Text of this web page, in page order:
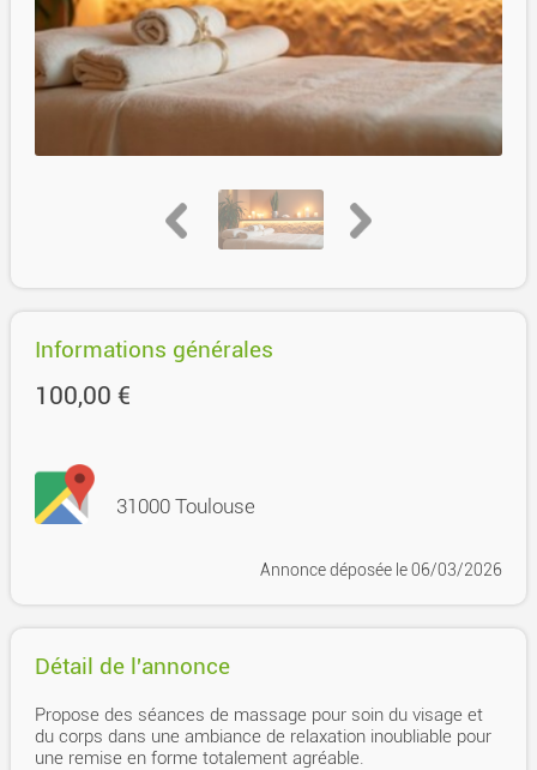
Informations générales
100,00 €
31000 Toulouse
Annonce déposée le 06/03/2026
Détail de l'annonce
Propose des séances de massage pour soin du visage et
du corps dans une ambiance de relaxation inoubliable pour
une remise en forme totalement agréable.